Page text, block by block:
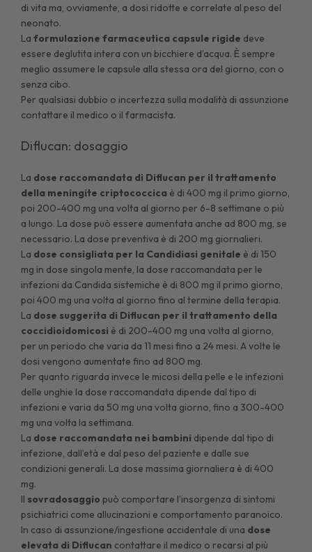
di vita ma, ovviamente, a dosi ridotte e correlate al peso del
neonato.
Laformulazione farmaceutica capsule rigide deve
essere deglutita intera con un bicchiere d’acqua. È sempre
meglio assumere le capsule alla stessa ora del giorno, con o
senza cibo.
Per qualsiasi dubbio o incertezza sulla modalità di assunzione
contattare il medico o il farmacista.
Diflucan: dosaggio
La dose raccomandata di Diflucan per il trattamento
della meningite criptococcica è di 400 mg il primo giorno,
poi 200-400 mg una volta al giorno per 6-8 settimane o più
a lungo. La dose può essere aumentata anche ad 800 mg, se
necessario. La dose preventiva è di 200 mg giornalieri.
La dose consigliata per la Candidiasi genitale è di 150
mg in dose singola mente, la dose raccomandata per le
infezioni da Candida sistemiche è di 800 mg il primo giorno,
poi 400 mg una volta al giorno fino al termine della terapia.
La dose suggerita di Diflucan per il trattamento della
coccidioidomicosi è di 200-400 mg una volta al giorno,
per un periodo che varia da 11 mesi fino a 24 mesi. A volte le
dosi vengono aumentate fino ad 800 mg.
Per quanto riguarda invece le micosi della pelle e le infezioni
delle unghie la dose raccomandata dipende dal tipo di
infezioni e varia da 50 mg una volta giorno, fino a 300-400
mg una volta la settimana.
La dose raccomandata nei bambini dipende dal tipo di
infezione, dall’età e dal peso del paziente e dalle sue
condizioni generali. La dose massima giornaliera è di 400
mg.
Il sovradosaggio può comportare l’insorgenza di sintomi
psichiatrici come allucinazioni e comportamento paranoico.
In caso di assunzione/ingestione accidentale di una dose
elevata di Diflucan contattare il medico o recarsi al più